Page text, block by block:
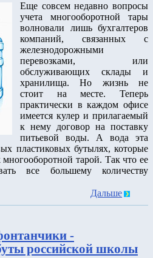
Еще совсем недавно вопросы
учета многооборотной тары
волновали лишь бухгалтеров
компаний, связанных с
железнодорожными
перевозками, или
обслуживающих склады и
хранилища. Но жизнь не
стоит на месте. Теперь
практически в каждом офисе
имеется кулер и прилагаемый
к нему договор на поставку
питьевой воды. А вода эта
пластиковых бутылях, которые
тарой. Так что ее
все большему количеству
Дальше
-
российской школы